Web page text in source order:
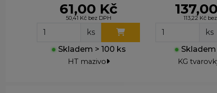
61,00 Kč
50,41 Kč bez DPH
ks
● Skladem > 100 ks
HT mazivo
113,22 Kč
ks
● Skladem
KG